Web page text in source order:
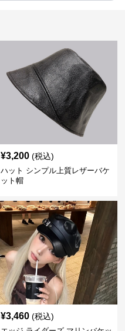
¥3,200 (税込)
ハット シンプル上質レザーバケ
ット帽
¥3,460 (税込)